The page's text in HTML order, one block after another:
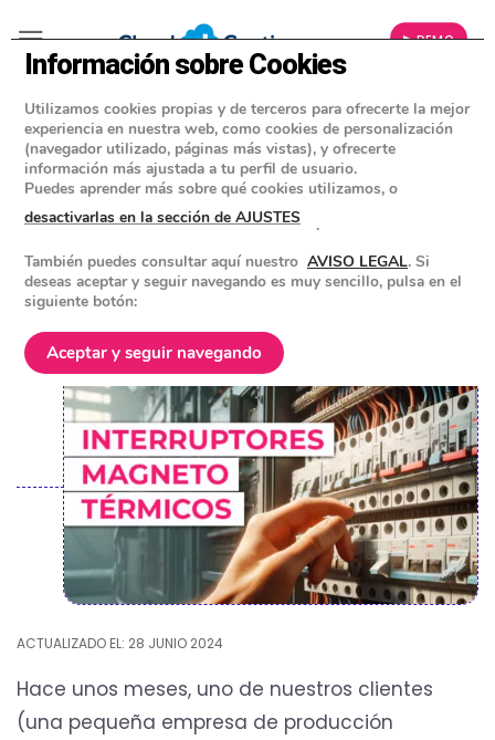
▶ DEMO
BLOG»EMPRESAS INSTALADORAS Y MANTENEDORAS
Interruptores magnetotérmicos:
instalación, cálculos, ejemplos y
tipos
POSTED ON10 JUNIO 2024
ACTUALIZADO EL: 28 JUNIO 2024
Hace unos meses, uno de nuestros clientes
(una pequeña empresa de producción
Información sobre Cookies
Utilizamos cookies propias y de terceros para ofrecerte la mejor
experiencia en nuestra web, como cookies de personalización
(navegador utilizado, páginas más vistas), y ofrecerte
información más ajustada a tu perfil de usuario.
Puedes aprender más sobre qué cookies utilizamos, o
desactivarlas en la sección de AJUSTES
.
También puedes consultar aquí nuestro AVISO LEGAL. Si
deseas aceptar y seguir navegando es muy sencillo, pulsa en el
siguiente botón:
Aceptar y seguir navegando